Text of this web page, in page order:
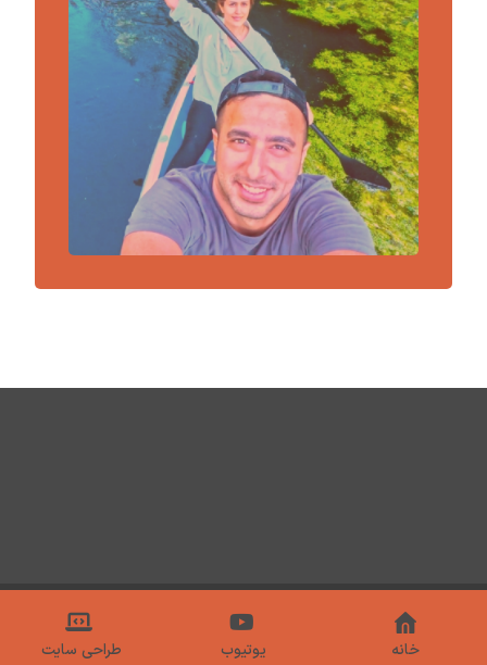
© تمام حقوق مادی و معنوی سایت متعلق به امیر هاشمی است.
خانه
یوتیوب طراحی سایت